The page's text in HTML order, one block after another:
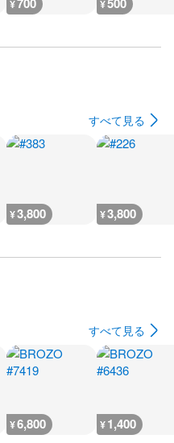
¥ ¥
すべて見る
¥3,800 ¥3,800
すべて見る
¥6,800 ¥1,400